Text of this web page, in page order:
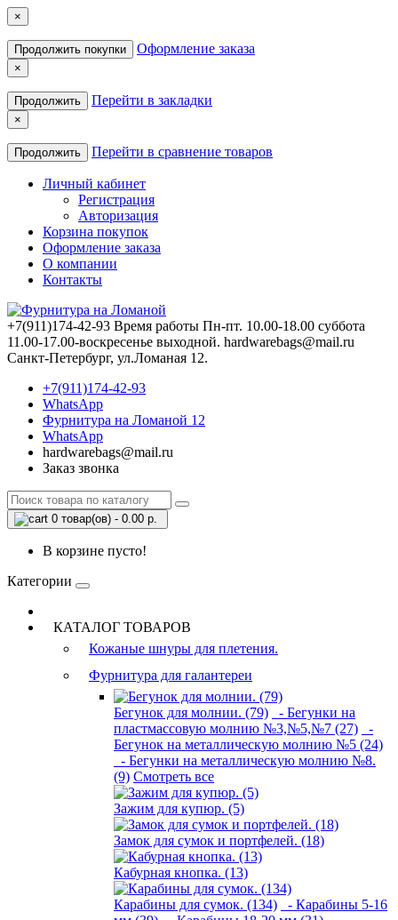
×
Продолжить покупки Оформление заказа
×
Продолжить Перейти в закладки
×
Продолжить Перейти в сравнение товаров
Личный кабинет
Регистрация
Авторизация
Корзина покупок
Оформление заказа
О компании
Контакты
+7(911)174-42-93 Время работы Пн-пт. 10.00-18.00 cуббота
11.00-17.00-воcкреcенье выходной. hardwarebags@mail.ru
Санкт-Петербург, ул.Ломаная 12.
+7(911)174-42-93
WhatsApp
Фурнитура на Ломаной 12
WhatsApp
hardwarebags@mail.ru
Заказ звонка
0 товар(ов) - 0.00 р.
В корзине пусто!
Категории
КАТАЛОГ ТОВАРОВ
Кожаные шнуры для плетения.
Фурнитура для галантереи
Бегунок для молнии. (79)
- Бегунки на
пластмассовую молнию №3,№5,№7 (27)
-
Бегунок на металлическую молнию №5 (24)
- Бегунки на металлическую молнию №8.
(9) Смотреть все
Зажим для купюр. (5)
Замок для сумок и портфелей. (18)
Кабурная кнопка. (13)
Карабины для сумок. (134)
- Карабины 5-16